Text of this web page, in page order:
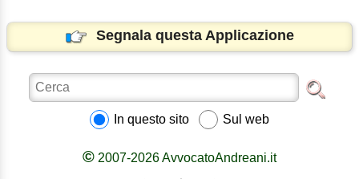
Segnala questa Applicazione
In questo sito Sul web
© 2007-2026 AvvocatoAndreani.it